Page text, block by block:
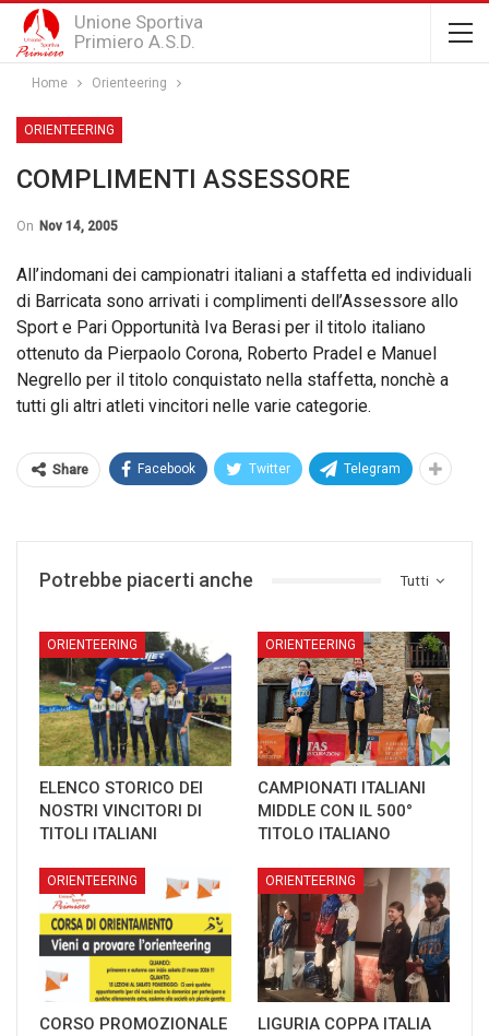
Unione Sportiva
Primiero A.S.D.
Home Orienteering
ORIENTEERING
COMPLIMENTI ASSESSORE
On Nov 14, 2005
All’indomani dei campionatri italiani a staffetta ed individuali
di Barricata sono arrivati i complimenti dell’Assessore allo
Sport e Pari Opportunità Iva Berasi per il titolo italiano
ottenuto da Pierpaolo Corona, Roberto Pradel e Manuel
Negrello per il titolo conquistato nella staffetta, nonchè a
tutti gli altri atleti vincitori nelle varie categorie.
Share Facebook Twitter Telegram
Tutti
Potrebbe piacerti anche
ORIENTEERING
ELENCO STORICO DEI
NOSTRI VINCITORI DI
TITOLI ITALIANI
ORIENTEERING
CAMPIONATI ITALIANI
MIDDLE CON IL 500°
TITOLO ITALIANO
ORIENTEERING
CORSO PROMOZIONALE
ORIENTEERING
LIGURIA COPPA ITALIA